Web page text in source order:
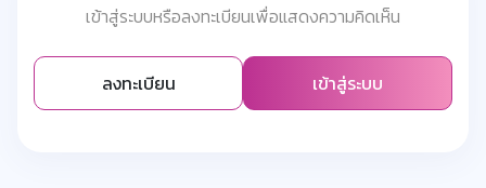
เข้าสู่ระบบหรือลงทะเบียนเพื่อแสดงความคิดเห็น
ลงทะเบียน เข้าสู่ระบบ